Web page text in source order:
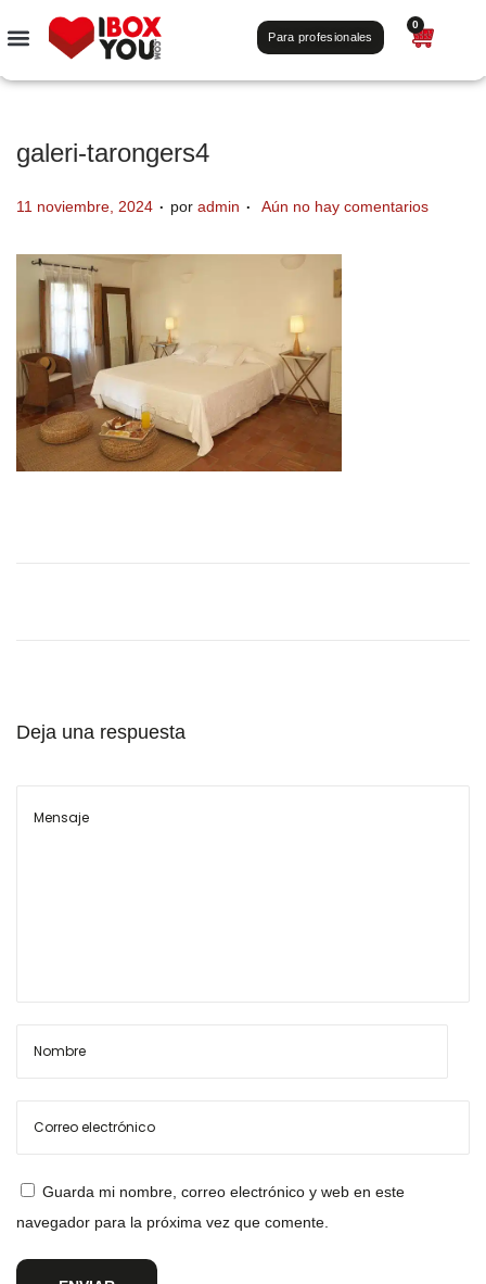
Para profesionales
0
galeri-tarongers4
P
c
d
11 noviembre, 2024 . por admin . Aún no hay comentarios
Deja una respuesta
Guarda mi nombre, correo electrónico y web en este
navegador para la próxima vez que comente.